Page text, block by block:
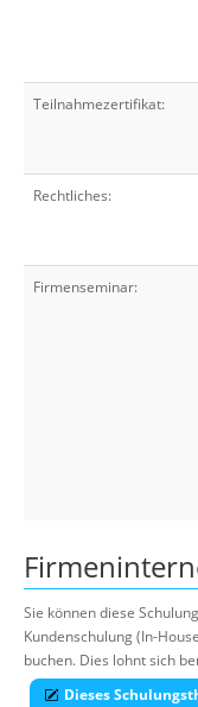
Teilnahmezertifikat:
Rechtliches:
Firmenseminar:
Sie können diese
Kundenschulung (In-
buchen. Dies lohnt sich
Dieses